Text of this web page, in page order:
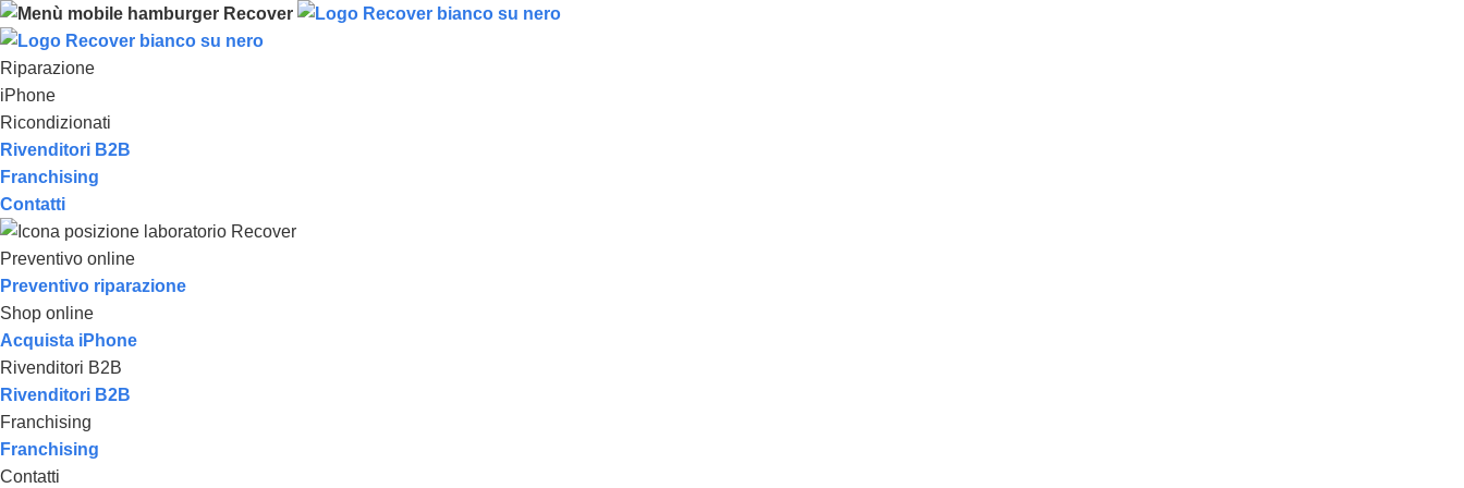
Riparazione
iPhone
Ricondizionati
Rivenditori B2B
Franchising
Contatti
Preventivo online
Preventivo riparazione
Shop online
Acquista iPhone
Rivenditori B2B
Rivenditori B2B
Franchising
Franchising
Contatti